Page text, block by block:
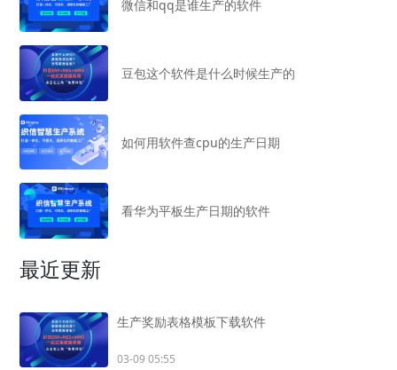
微信和qq是谁生产的软件
豆包这个软件是什么时候生产的
如何用软件查cpu的生产日期
看华为平板生产日期的软件
最近更新
生产奖励表格模板下载软件
03-09 05:55